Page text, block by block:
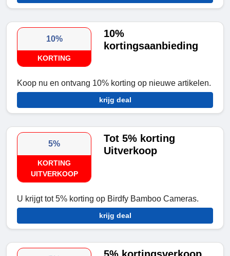
10%
KORTING
10%
kortingsaanbieding
Koop nu en ontvang 10% korting op nieuwe artikelen.
krijg deal
5%
KORTING
UITVERKOOP
Tot 5% korting
Uitverkoop
U krijgt tot 5% korting op Birdfy Bamboo Cameras.
krijg deal